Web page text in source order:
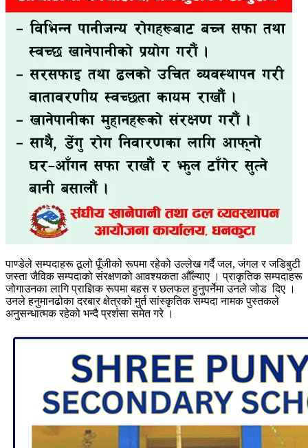
पाण्डेले सम्पदाहरू ठूलो पूँजीको रूपमा रहेको उल्लेख गर्दै जल, जंगल र जडिबुटी
जस्ता जैविक सम्पदाको संरक्षणको आवश्यकता औँल्याए । प्राकृतिक सम्पदाहरू
जोगाउनका लागि प्राज्ञिक रूपमा बहस र छलफल हुनुपर्नेमा उनले जोड दिए ।
उनले हनुमानढोका दरबार क्षेत्रको मुर्त सांस्कृतिक सम्पदा नामक पुस्तकले
अनुसन्धात्मक रहेको भन्दै प्रशंसा समेत गरे ।